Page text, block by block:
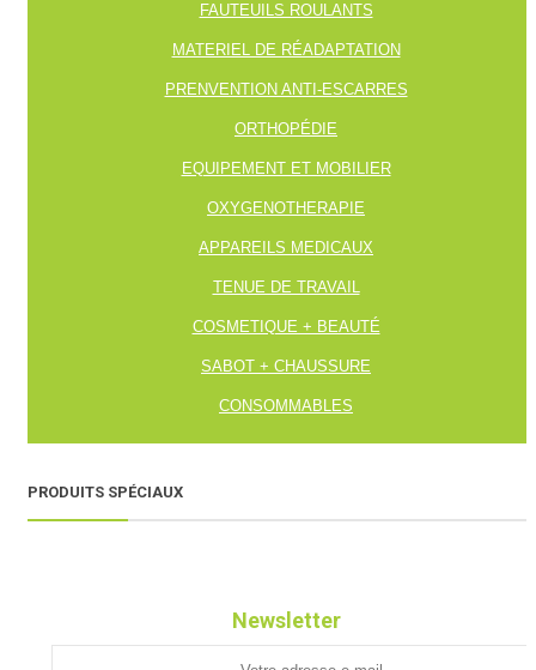
FAUTEUILS ROULANTS
MATERIEL DE RÉADAPTATION
PRENVENTION ANTI-ESCARRES
ORTHOPÉDIE
EQUIPEMENT ET MOBILIER
OXYGENOTHERAPIE
APPAREILS MEDICAUX
TENUE DE TRAVAIL
COSMETIQUE + BEAUTÉ
SABOT + CHAUSSURE
CONSOMMABLES
PRODUITS SPÉCIAUX
Newsletter